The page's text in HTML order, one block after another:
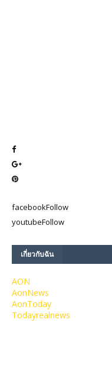
facebookFollow
youtubeFollow
เกี่ยวกับฉัน
AON
AonNews
AonToday
Todayrealnews